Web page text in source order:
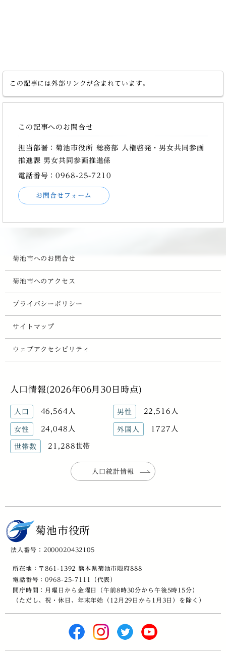
この記事には外部リンクが含まれています。
この記事へのお問合せ
担当部署：菊池市役所 総務部 人権啓発・男女共同参画
推進課 男女共同参画推進係
電話番号：0968-25-7210
お問合せフォーム
菊池市へのお問合せ
菊池市へのアクセス
プライバシーポリシー
サイトマップ
ウェブアクセシビリティ
人口情報(2026年06月30日時点)
人口 46,564人 男性 22,516人
女性 24,048人 外国人 1727人
世帯数 21,288世帯
人口統計情報
菊池市役所
法人番号：2000020432105
所在地：〒861-1392 熊本県菊池市隈府888
電話番号：0968-25-7111
（代表）
開庁時間：月曜日から金曜日（午前8時30分から午後5時15分）
（ただし、祝・休日、年末年始（12月29日から1月3日）を除く）